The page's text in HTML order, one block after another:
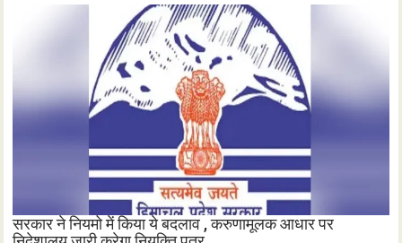
सरकार ने नियमो में किया ये बदलाव , करुणामूलक आधार पर